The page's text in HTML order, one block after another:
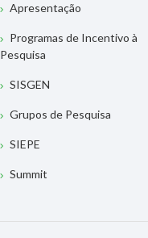
Apresentação
Programas de Incentivo à
Pesquisa
SISGEN
Grupos de Pesquisa
SIEPE
Summit